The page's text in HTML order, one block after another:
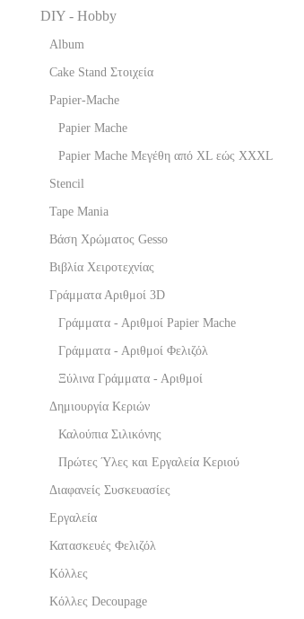
DIY - Hobby
Album
Cake Stand Στοιχεία
Papier-Mache
Papier Mache
Papier Mache Μεγέθη από XL εώς XXXL
Stencil
Tape Mania
Βάση Χρώματος Gesso
Βιβλία Χειροτεχνίας
Γράμματα Αριθμοί 3D
Γράμματα - Αριθμοί Papier Mache
Γράμματα - Αριθμοί Φελιζόλ
Ξύλινα Γράμματα - Αριθμοί
Δημιουργία Κεριών
Καλούπια Σιλικόνης
Πρώτες Ύλες και Εργαλεία Κεριού
Διαφανείς Συσκευασίες
Εργαλεία
Κατασκευές Φελιζόλ
Κόλλες
Κόλλες Decoupage